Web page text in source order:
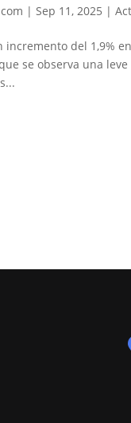
| Sep 11, 2025 |
del 1,9%
se observa una